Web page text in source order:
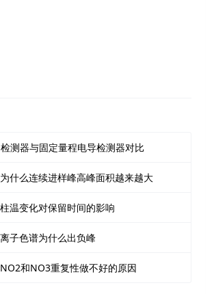
测器与固定量程电导检测器对比
什么连续进样峰高峰面积越来越大
温变化对保留时间的影响
子色谱为什么出负峰
和NO3重复性做不好的原因